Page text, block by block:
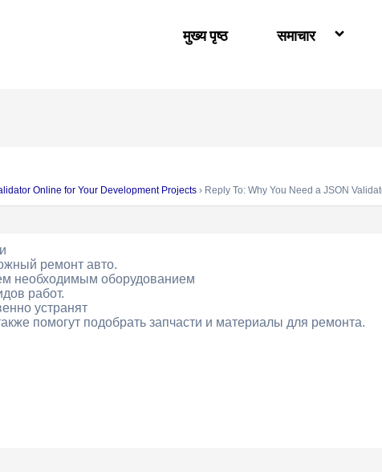
मुख्य पृष्ठ समाचार
Online for Your Development Projects › Reply To: Why You Need a JSON
ремонт авто.
необходимым оборудованием
работ.
устранят
помогут подобрать запчасти и материалы для ремонта.